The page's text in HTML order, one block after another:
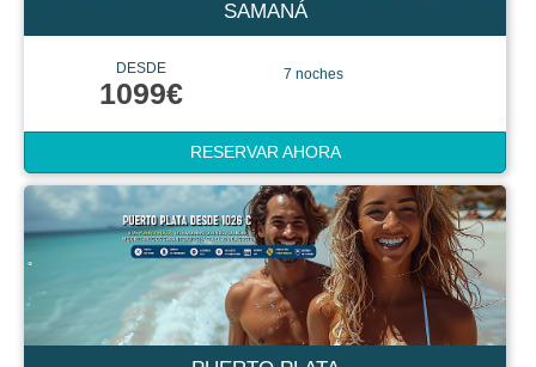
SAMANÁ
DESDE
1099€
7 noches
RESERVAR AHORA